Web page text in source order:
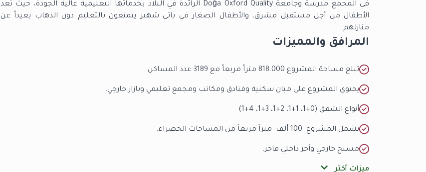
في المجمع مدرسة وجامعة Doğa Oxford Quality الرائدة في البلاد بخدماتها التعليمية عالية الجودة، حيث تعد
الأطفال من أجل مستقبل مشرق، والأطفال الصغار في باتي شهير يتمتعون بالتعليم دون الذهاب بعيداً عن
منازلهم.
المرافق والمميزات
تبلغ مساحة المشروع 818.000 متراً مربعاً مع 3189 عدد المساكن.
يحتوي المشروع على مبان سكنية وفنادق ومكاتب ومجمع تعليمي وبازار خارجي.
أنواع الشقق (0+1، 1+1، 2+1، 3+1، 4+1)
يشمل المشروع 100 ألف متراً مربعاً من المساحات الخضراء.
مسبح خارجي وآخر داخلي فاخر.
ميزات أكثر